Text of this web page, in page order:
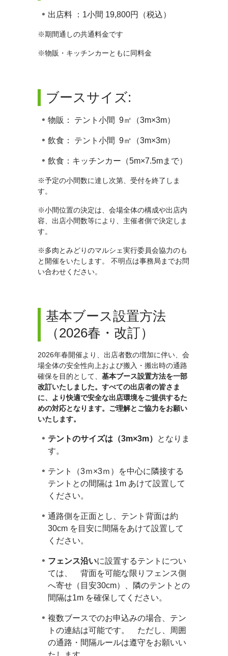
出店料 ：1小間 19,800円（税込）
※期間通しの共通料金です
※物販・キッチンカーともに同料金
ブースサイズ:
物販： テント小間 9㎡（3m×3m）
飲食： テント小間 9㎡（3m×3m）
飲食：キッチンカー（5m×7.5mまで）
※予定の小間数に達し次第、受付を終了しま
す。
※小間位置の決定は、会場全体の構成や出店内
容、出店小間数等により、主催者側で決定しま
す。
※多肉とみどりのマルシェ実行委員会協力のも
と開催をいたします。 不明点は事務局までお問
い合わせください。
基本ブース設置方法
（2026春・改訂）
2026年春開催より、出店者数の増加に伴い、会
場全体の安全性向上および搬入・搬出時の通路
確保を目的として、 基本ブース設置方法を一部
改訂いたしました。すべての出店者の皆さま
に、より快適で安全な出店環境をご提供するた
めの対応となります。ご理解とご協力をお願い
いたします。
テントのサイズは（3m×3m）
となりま
す。
テント（3ｍ×3ｍ）を中心に隣接する
テントとの間隔は 1m あけて設置して
ください。
通路側を正面とし、テント背面は約
30cm を目安に間隔をあけて設置して
ください。
フェンス沿いに設置するテントについ
ては、 背面を可能な限りフェンス側
へ寄せ（目安30cm）、隣のテントとの
間隔は1m を確保してください。
複数ブースでのお申込みの場合、テン
トの連結は可能です。 ただし、周囲
の通路・間隔ルールは遵守をお願いい